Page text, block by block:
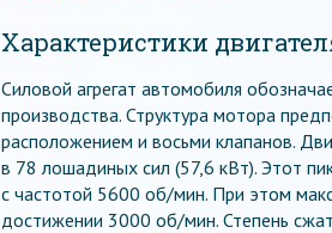
Характеристики
Силовой агрегат автомобиля
производства. Структура мотора
расположением и восьми клапанов.
в 78 лошадиных сил (57,6 кВт). Этот
с частотой 5600 об/мин. При этом
достижении 3000 об/мин. Степень